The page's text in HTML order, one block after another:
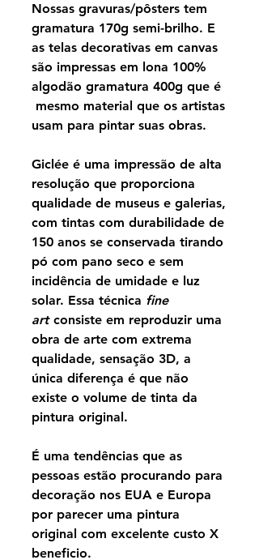
Nossas gravuras/pôsters tem
gramatura 170g semi-brilho. E
as telas decorativas em canvas
são impressas em lona 100%
algodão gramatura 400g que é
mesmo material que os artistas
usam para pintar suas obras.
Giclée é uma impressão de alta
resolução que proporciona
qualidade de museus e galerias,
com tintas com durabilidade de
150 anos se conservada tirando
pó com pano seco e sem
incidência de umidade e luz
solar. Essa técnica fine
artconsiste em reproduzir uma
obra de arte com extrema
qualidade, sensação 3D, a
única diferença é que não
existe o volume de tinta da
pintura original.
É uma tendências que as
pessoas estão procurando para
decoração nos EUA e Europa
por parecer uma pintura
original com excelente custo X
beneficio.